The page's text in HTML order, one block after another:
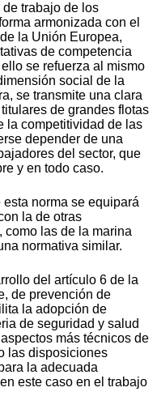
trabajo de los
armonizada con el
la Unión Europea,
de competencia
se refuerza al mismo
social de la
se transmite una clara
de grandes flotas
la competitividad de las
depender de una
del sector, que
y en todo caso.
norma se equipará
la de otras
como las de la marina
normativa similar.
del artículo 6 de la
de prevención de
la adopción de
de seguridad y salud
más técnicos de
las disposiciones
la adecuada
este caso en el trabajo